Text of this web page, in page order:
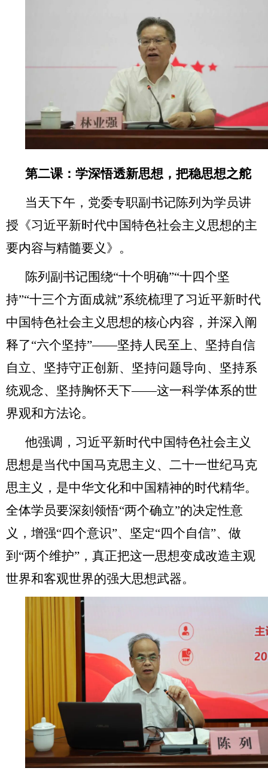
第二课：学深悟透新思想，把稳思想之舵
当天下午，党委专职副书记陈列为学员讲
授《习近平新时代中国特色社会主义思想的主
要内容与精髓要义》。
陈列副书记围绕“十个明确”“十四个坚
持”“十三个方面成就”系统梳理了习近平新时代
中国特色社会主义思想的核心内容，并深入阐
释了“六个坚持”——坚持人民至上、坚持自信
自立、坚持守正创新、坚持问题导向、坚持系
统观念、坚持胸怀天下——这一科学体系的世
界观和方法论。
他强调，习近平新时代中国特色社会主义
思想是当代中国马克思主义、二十一世纪马克
思主义，是中华文化和中国精神的时代精华。
全体学员要深刻领悟“两个确立”的决定性意
义，增强“四个意识”、坚定“四个自信”、做
到“两个维护”，真正把这一思想变成改造主观
世界和客观世界的强大思想武器。